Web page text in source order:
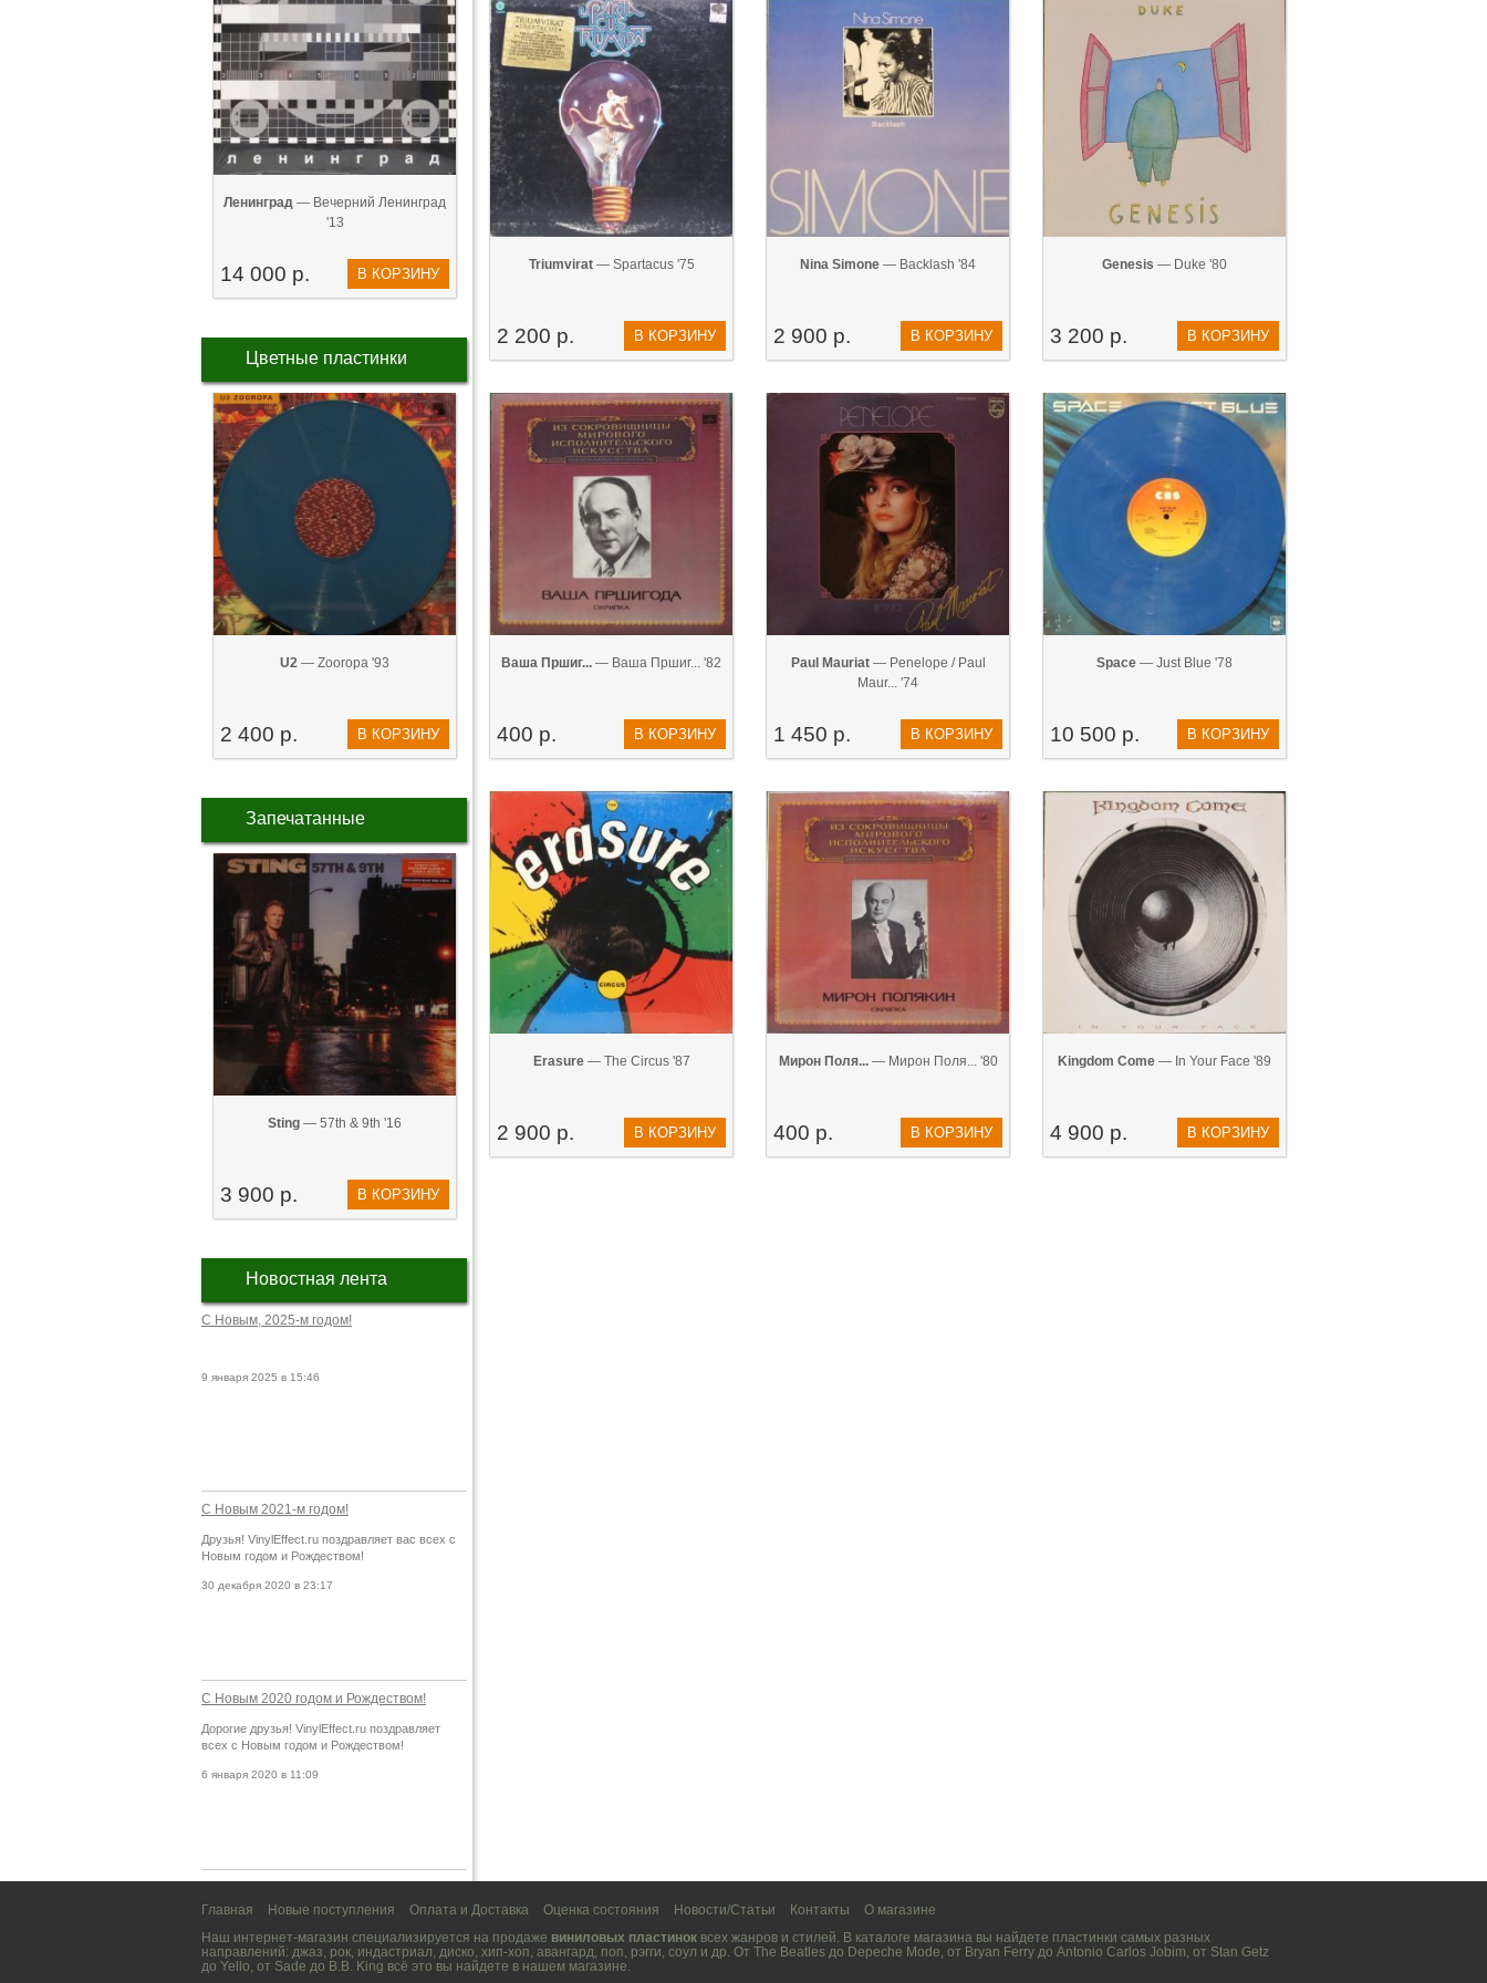
Ленинград — Вечерний Ленинград
'13
14 000 р. В КОРЗИНУ
Цветные пластинки
U2 — Zooropa '93
2 400 р. В КОРЗИНУ
Запечатанные
Sting — 57th & 9th '16
3 900 р. В КОРЗИНУ
Новостная лента
С Новым, 2025-м годом!
9 января 2025 в 15:46
С Новым 2021-м годом!
Друзья! VinylEffect.ru поздравляет вас всех с
Новым годом и Рождеством!
30 декабря 2020 в 23:17
С Новым 2020 годом и Рождеством!
Дорогие друзья! VinylEffect.ru поздравляет
всех с Новым годом и Рождеством!
6 января 2020 в 11:09
Triumvirat— Spartacus '75
2 200 р. В КОРЗИНУ
Nina Simone — Backlash '84
2 900 р. В КОРЗИНУ
Genesis — Duke '80
3 200 р. В КОРЗИНУ
Ваша Пршиг... — Ваша Пршиг... '82
400 р. В КОРЗИНУ
Paul Mauriat— Penelope / Paul
Maur... '74
1 450 р. В КОРЗИНУ
Space — Just Blue '78
10 500 р. В КОРЗИНУ
Erasure— The Circus '87
2 900 р. В КОРЗИНУ
Мирон Поля...— Мирон Поля... '80
400 р. В КОРЗИНУ
Kingdom Come — In Your Face '89
4 900 р. В КОРЗИНУ
Главная Новые поступления Оплата и Доставка Оценка состояния Новости/Статьи Контакты
О магазине
Наш интернет-магазин специализируется на продаже виниловых пластинок всех жанров и стилей. В каталоге магазина вы найдете пластинки самых разных
направлений: джаз, рок, индастриал, диско, хип-хоп, авангард, поп, рэгги, соул и др. От The Beatles до Depeche Mode, от Bryan Ferry до Antonio Carlos Jobim, от Stan Getz
до Yello, от Sade до B.B. King всё это вы найдете в нашем магазине.